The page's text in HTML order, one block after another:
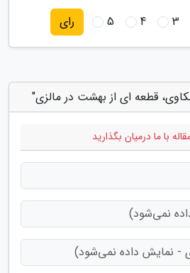
3
4
5 رای
قطعه ای از بهشت در مالزی"
با ما درمیان بگذارید